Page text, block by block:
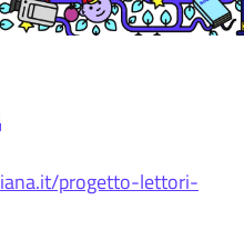
progetto-lettori-